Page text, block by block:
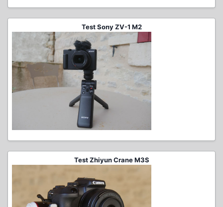
Test Sony ZV-1 M2
Test Zhiyun Crane M3S